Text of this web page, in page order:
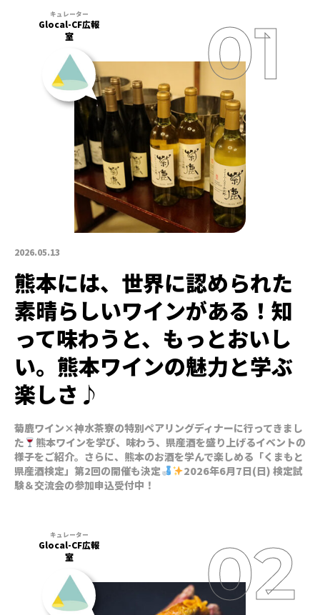
2026.05.13
Glocal-CF広報
室
熊本には、世界に認められた
素晴らしいワインがある！知
って味わうと、もっとおいし
い。熊本ワインの魅力と学ぶ
楽しさ♪
菊鹿ワイン×神水茶寮の特別ペアリングディナーに行ってきまし
た
熊本ワインを学び、味わう、県産酒を盛り上げるイベントの
様子をご紹介。さらに、熊本のお酒を学んで楽しめる「くまもと
県産酒検定」第2回の開催も決定
2026年6月7日(日) 検定試
験＆交流会の参加申込受付中！
Glocal-CF広報
室